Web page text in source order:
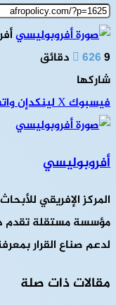
6269 دقائق
شاركها
فيسبوك‫Xلينكدإن
أفروبوليسي
المركز الإفريقي
مؤسسة مستقلة تقدم
لدعم صناع القرار
مقالات ذات صلة